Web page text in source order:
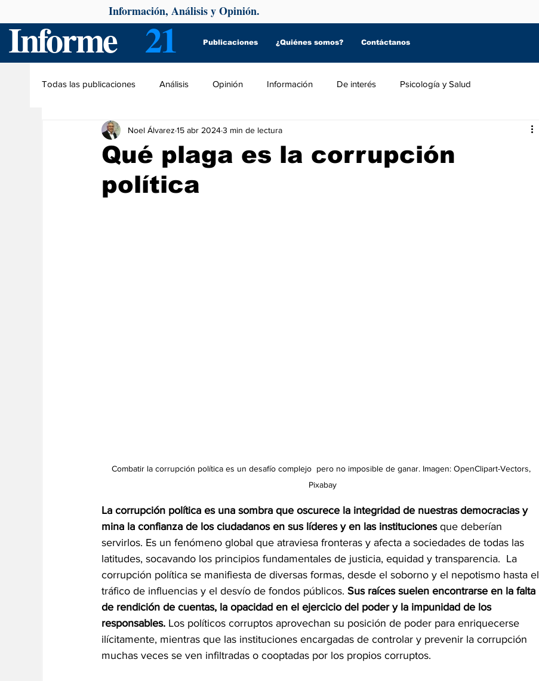
Informe 21 Publicaciones ¿Quiénes somos? Contáctanos
Información, Análisis y Opinión.
Todas las publicaciones Análisis Opinión Información De interés Psicología y Salud
Qué plaga es la corrupción
política
Noel Álvarez 15 abr 20243 min de lectura
Combatir la corrupción política es un desafío complejo  pero no imposible de ganar. Imagen: OpenClipart-Vectors,
Pixabay
La corrupción política es una sombra que oscurece la integridad de nuestras democracias y
mina la confianza de los ciudadanos en sus líderes y en las instituciones que deberían
servirlos. Es un fenómeno global que atraviesa fronteras y afecta a sociedades de todas las
latitudes, socavando los principios fundamentales de justicia, equidad y transparencia.  La
corrupción política se manifiesta de diversas formas, desde el soborno y el nepotismo hasta el
tráfico de influencias y el desvío de fondos públicos. Sus raíces suelen encontrarse en la falta
de rendición de cuentas, la opacidad en el ejercicio del poder y la impunidad de los
responsables. Los políticos corruptos aprovechan su posición de poder para enriquecerse
ilícitamente, mientras que las instituciones encargadas de controlar y prevenir la corrupción
muchas veces se ven infiltradas o cooptadas por los propios corruptos.